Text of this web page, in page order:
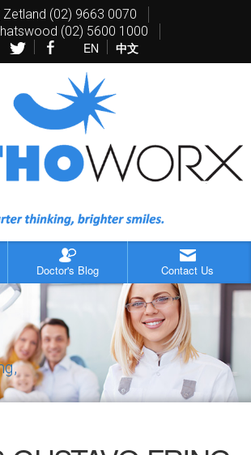
Zetland (02) 9663 0070
(02) 5600 1000
EN 中文
Doctor's Blog Contact Us